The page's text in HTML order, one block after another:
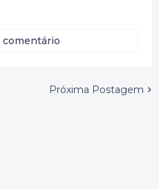
comentário
Próxima Postagem